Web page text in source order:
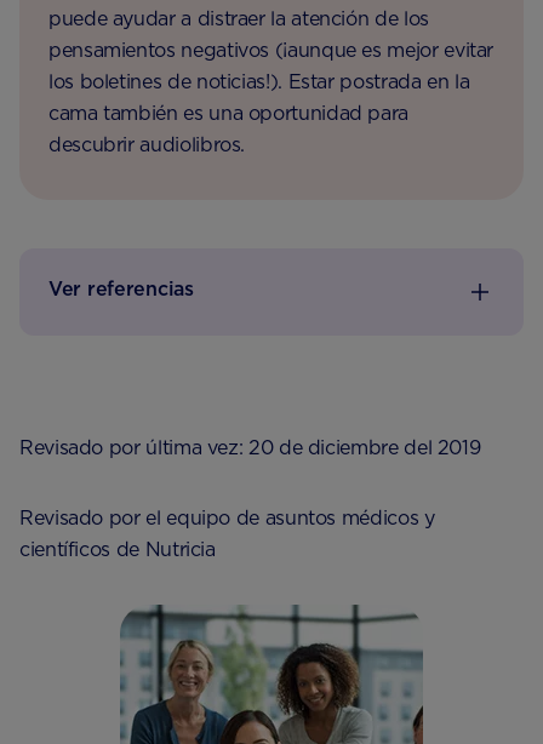
puede ayudar a distraer la atención de los
pensamientos negativos (¡aunque es mejor evitar
los boletines de noticias!). Estar postrada en la
cama también es una oportunidad para
descubrir audiolibros.
Ver referencias
Revisado por última vez: 20 de diciembre del 2019
Revisado por el equipo de asuntos médicos y
científicos de Nutricia